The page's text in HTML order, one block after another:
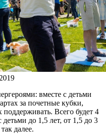
вместе с детьми
за почетные кубки,
Всего будет 4
до 1,5 лет, от 1,5 до 3
далее.